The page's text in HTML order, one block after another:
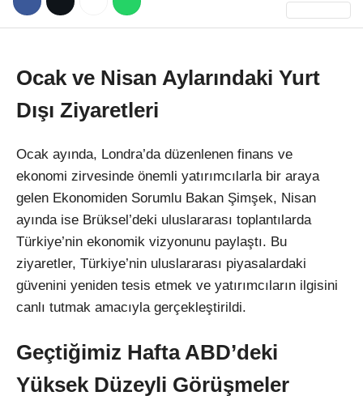
Youtube
Ocak ve Nisan Aylarındaki Yurt
Dışı Ziyaretleri
Ocak ayında, Londra’da düzenlenen finans ve
ekonomi zirvesinde önemli yatırımcılarla bir araya
gelen Ekonomiden Sorumlu Bakan Şimşek, Nisan
ayında ise Brüksel’deki uluslararası toplantılarda
Türkiye’nin ekonomik vizyonunu paylaştı. Bu
ziyaretler, Türkiye’nin uluslararası piyasalardaki
güvenini yeniden tesis etmek ve yatırımcıların ilgisini
canlı tutmak amacıyla gerçekleştirildi.
Geçtiğimiz Hafta ABD’deki
Yüksek Düzeyli Görüşmeler